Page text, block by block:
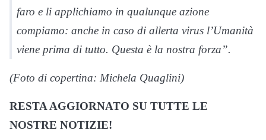
faro e li applichiamo in qualunque azione
compiamo: anche in caso di allerta virus l’Umanità
viene prima di tutto. Questa è la nostra forza”.
(Foto di copertina: Michela Quaglini)
RESTA AGGIORNATO SU TUTTE LE
NOSTRE NOTIZIE!